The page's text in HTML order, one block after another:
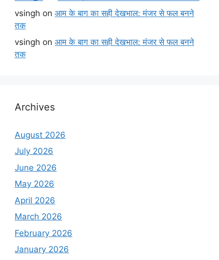
vsingh on आम के बाग का सही देखभाल: मंजर से फल बनने
तक
vsingh on आम के बाग का सही देखभाल: मंजर से फल बनने
तक
Archives
August 2026
July 2026
June 2026
May 2026
April 2026
March 2026
February 2026
January 2026